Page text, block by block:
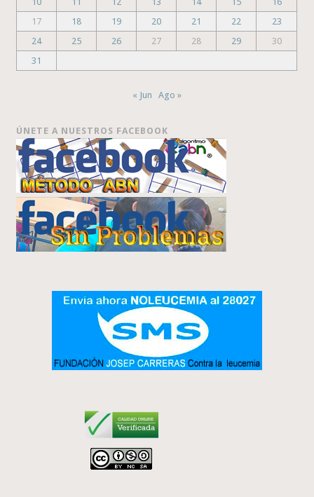
17
18 19 20 21 22
23
24
25 26 27 28 29
30
31
« Jun Ago »
ÚNETE A NUESTROS FACEBOOK